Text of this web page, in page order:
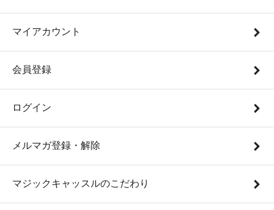
マイアカウント
会員登録
ログイン
メルマガ登録・解除
マジックキャッスルのこだわり